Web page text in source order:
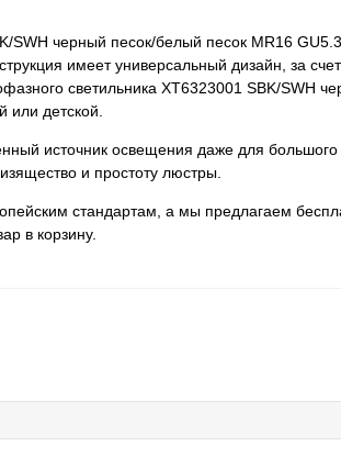
SWH черный песок/белый песок MR16
имеет универсальный дизайн, за
светильника XT6323001 SBK/SWH
или детской.
источник освещения даже для
и простоту люстры.
стандартам, а мы предлагаем
в корзину.